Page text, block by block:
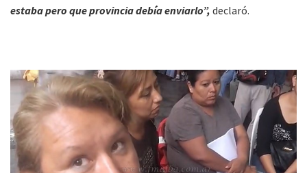
estaba pero que provincia debía enviarlo”, declaró.